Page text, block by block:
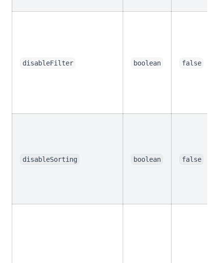
disableFilter boolean false
disableSorting boolean false